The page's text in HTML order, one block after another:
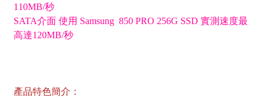
110MB/秒
SATA介面 使用 Samsung 850 PRO 256G SSD 實測速度最
高達120MB/秒
產品特色簡介：